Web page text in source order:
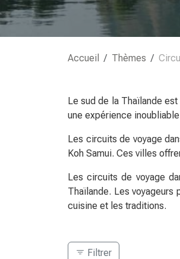
Accueil Thèmes
Le sud de la Thaïlande
une expérience
Les circuits de voyage
Koh Samui. Ces villes
Les circuits de voyage
Thaïlande. Les
cuisine et les traditions.
Filtrer